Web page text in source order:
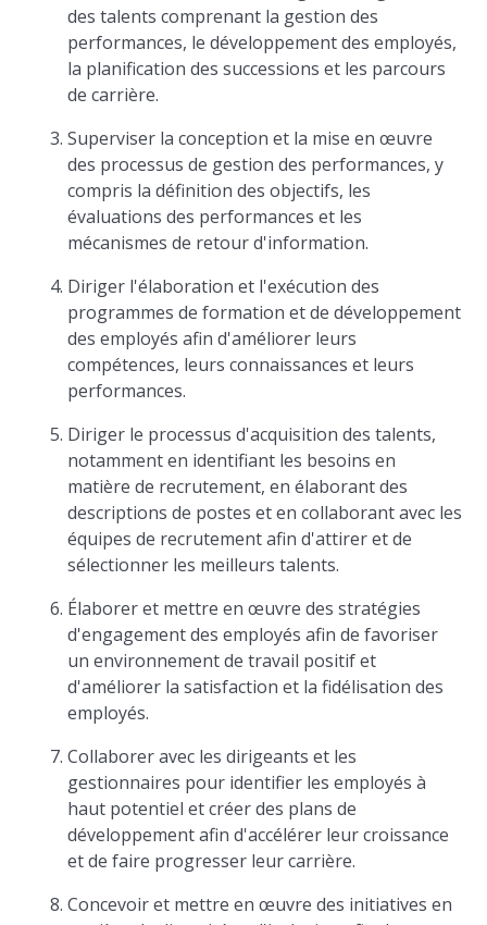
des talents comprenant la gestion des
performances, le développement des employés,
la planification des successions et les parcours
de carrière.
Superviser la conception et la mise en œuvre
des processus de gestion des performances, y
compris la définition des objectifs, les
évaluations des performances et les
mécanismes de retour d'information.
Diriger l'élaboration et l'exécution des
programmes de formation et de développement
des employés afin d'améliorer leurs
compétences, leurs connaissances et leurs
performances.
Diriger le processus d'acquisition des talents,
notamment en identifiant les besoins en
matière de recrutement, en élaborant des
descriptions de postes et en collaborant avec les
équipes de recrutement afin d'attirer et de
sélectionner les meilleurs talents.
Élaborer et mettre en œuvre des stratégies
d'engagement des employés afin de favoriser
un environnement de travail positif et
d'améliorer la satisfaction et la fidélisation des
employés.
Collaborer avec les dirigeants et les
gestionnaires pour identifier les employés à
haut potentiel et créer des plans de
développement afin d'accélérer leur croissance
et de faire progresser leur carrière.
Concevoir et mettre en œuvre des initiatives en